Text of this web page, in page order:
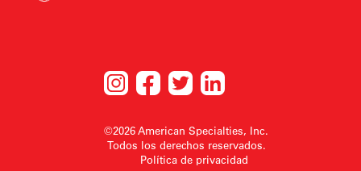
©2026 American Specialties, Inc.
Todos los derechos reservados.
Política de privacidad